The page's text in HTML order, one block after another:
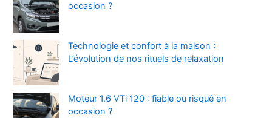
occasion ?
Technologie et confort à la maison :
L’évolution de nos rituels de relaxation
Moteur 1.6 VTi 120 : fiable ou risqué en
occasion ?